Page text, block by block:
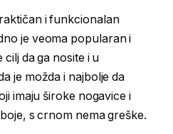
i funkcionalan
je veoma popularan i
da ga nosite i u
je možda i najbolje da
imaju široke nogavice i
s crnom nema greške.